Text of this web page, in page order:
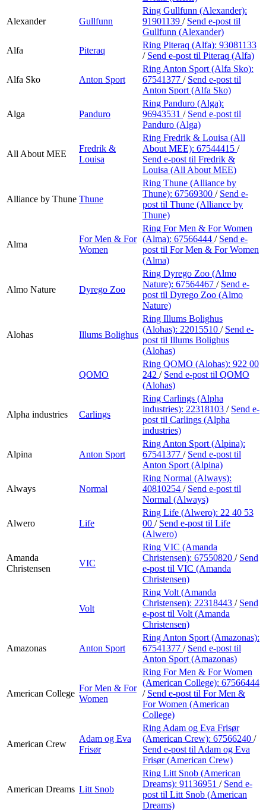
Alexander Gullfunn
Ring Gullfunn (Alexander):
91901139 / Send e-post til
Gullfunn (Alexander)
Alfa
Piteraq
Ring Piteraq (Alfa): 93081133
/ Send e-post til Piteraq (Alfa)
Alfa Sko Anton Sport
Ring Anton Sport (Alfa Sko):
67541377 / Send e-post til
Anton Sport (Alfa Sko)
Alga Panduro
Ring Panduro (Alga):
96943531 / Send e-post til
Panduro (Alga)
All About MEE
Fredrik &
Louisa
Ring Fredrik & Louisa (All
About MEE): 67544415 /
Send e-post til Fredrik &
Louisa (All About MEE)
Alliance by Thune Thune
Ring Thune (Alliance by
Thune): 67569300 / Send e-
post til Thune (Alliance by
Thune)
Alma
For Men & For
Women
Ring For Men & For Women
(Alma): 67566444 / Send e-
post til For Men & For Women
(Alma)
Almo Nature Dyrego Zoo
Ring Dyrego Zoo (Almo
Nature): 67564467 / Send e-
post til Dyrego Zoo (Almo
Nature)
Alohas Illums Bolighus
Ring Illums Bolighus
(Alohas): 22015510 / Send e-
post til Illums Bolighus
(Alohas)
QOMO
Ring QOMO (Alohas): 922 00
242 / Send e-post til QOMO
(Alohas)
Alpha industries Carlings
Ring Carlings (Alpha
industries): 22318103 / Send e-
post til Carlings (Alpha
industries)
Alpina Anton Sport
Ring Anton Sport (Alpina):
67541377 / Send e-post til
Anton Sport (Alpina)
Always Normal
Ring Normal (Always):
40810254 / Send e-post til
Normal (Always)
Alwero Life
Ring Life (Alwero): 22 40 53
00 / Send e-post til Life
(Alwero)
Amanda
Christensen
VIC
Ring VIC (Amanda
Christensen): 67550820 / Send
e-post til VIC (Amanda
Christensen)
Volt
Ring Volt (Amanda
Christensen): 22318443 / Send
e-post til Volt (Amanda
Christensen)
Amazonas Anton Sport
Ring Anton Sport (Amazonas):
67541377 / Send e-post til
Anton Sport (Amazonas)
American College
For Men & For
Women
Ring For Men & For Women
(American College): 67566444
/ Send e-post til For Men &
For Women (American
College)
American Crew
Adam og Eva
Frisør
Ring Adam og Eva Frisør
(American Crew): 67566240 /
Send e-post til Adam og Eva
Frisør (American Crew)
American Dreams Litt Snob
Ring Litt Snob (American
Dreams): 91136951 / Send e-
post til Litt Snob (American
Dreams)